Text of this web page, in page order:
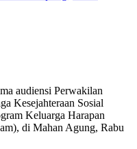
audiensi Perwakilan
Kesejahteraan Sosial
Keluarga Harapan
di Mahan Agung, Rabu